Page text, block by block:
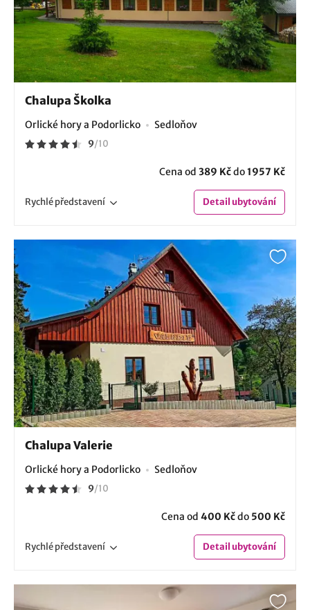
Chalupa Školka
Orlické hory a Podorlicko Sedloňov
9/10
Cena od 389 Kčdo1957 Kč
Rychlépředstavení Detailubytování
Chalupa Valerie
Orlické hory a Podorlicko Sedloňov
9/10
Cena od 400 Kčdo 500 Kč
Rychlépředstavení Detailubytování